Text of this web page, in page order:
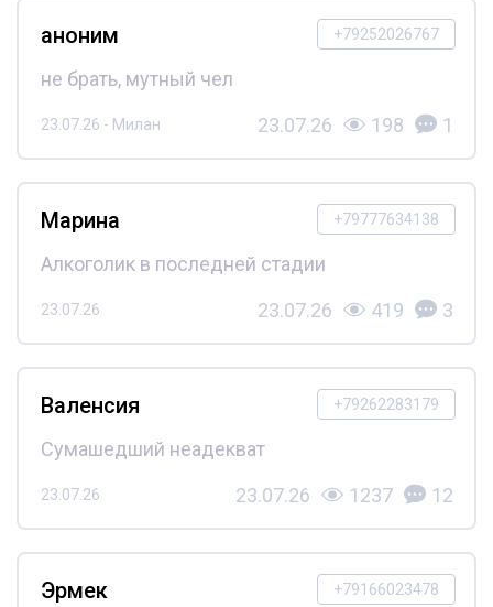
+79252026767
аноним
не брать, мутный чел
23.07.26 - Милан 23.07.26 198 1
+79777634138
Марина
Алкоголик в последней стадии
23.07.26 23.07.26 419 3
+79262283179
Валенсия
Сумашедший неадекват
23.07.26 23.07.26 1237 12
+79166023478
Эрмек